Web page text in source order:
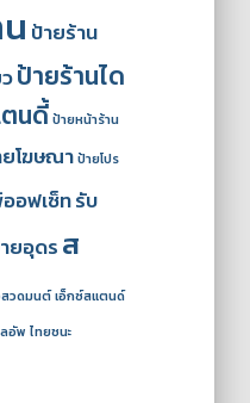
ป้ายร้าน
ป้ายร้านได
นดี้ ป้ายหน้าร้าน
โฆษณา ป้ายโปร
อฟเซ็ทรับ
ยอุดรส
วดมนต์ เอ็กซ์สแตนด์
ลอัพ ไทยชนะ